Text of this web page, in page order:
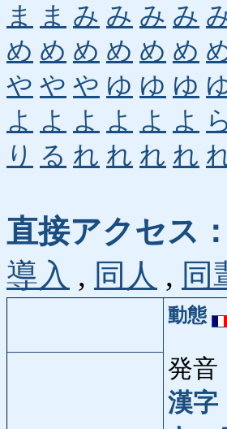
ま
ま み み み み
め め め め め め
や や や ゆ ゆ ゆ
よ よ よ よ よ よ ら
り る れ れ れ れ
直接アクセス：
導入 , 同人 , 同
動態
発音
漢字